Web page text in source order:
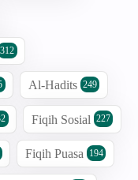
312
Al-Hadits 249
Fiqih Sosial 227
Fiqih Puasa 194